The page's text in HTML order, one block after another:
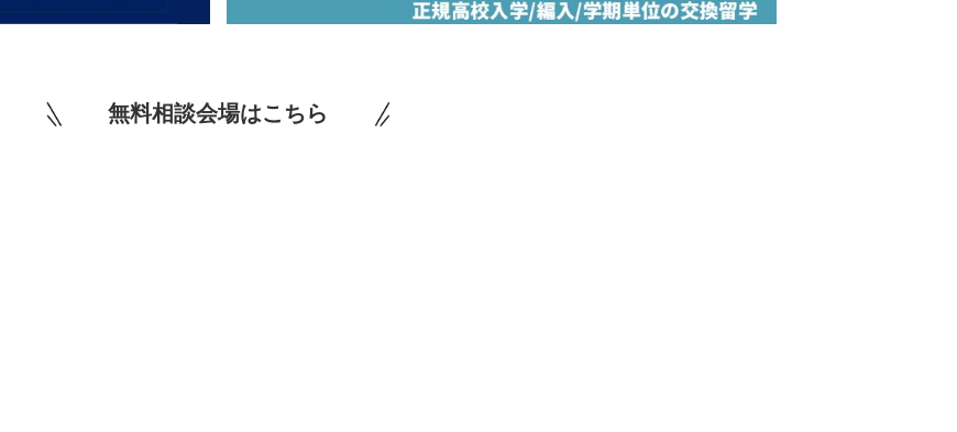
無料相談会場はこちら